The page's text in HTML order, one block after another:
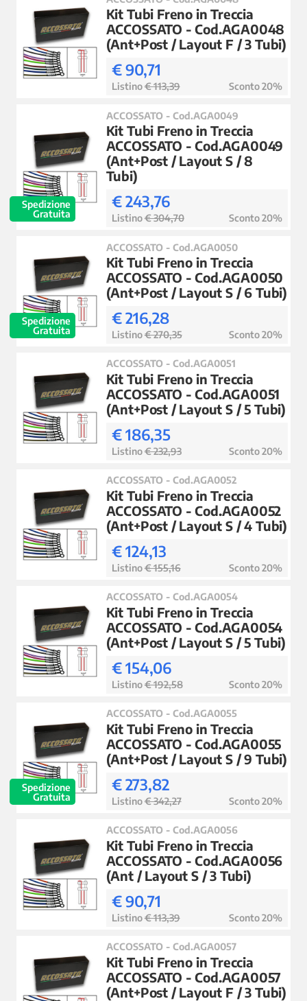
Kit Tubi Freno in Treccia
ACCOSSATO - Cod.AGA0048
(Ant+Post / Layout F / 3 Tubi)
€ 90,71
Listino€ 113,39 Sconto 20%
Spedizione
Gratuita
ACCOSSATO - Cod.AGA0049
Kit Tubi Freno in Treccia
ACCOSSATO - Cod.AGA0049
(Ant+Post / Layout S / 8
Tubi)
€ 243,76
Listino€ 304,70 Sconto 20%
Spedizione
Gratuita
ACCOSSATO - Cod.AGA0050
Kit Tubi Freno in Treccia
ACCOSSATO - Cod.AGA0050
(Ant+Post / Layout S / 6 Tubi)
€ 216,28
Listino€ 270,35 Sconto 20%
ACCOSSATO - Cod.AGA0051
Kit Tubi Freno in Treccia
ACCOSSATO - Cod.AGA0051
(Ant+Post / Layout S / 5 Tubi)
€ 186,35
Listino€ 232,93 Sconto 20%
ACCOSSATO - Cod.AGA0052
Kit Tubi Freno in Treccia
ACCOSSATO - Cod.AGA0052
(Ant+Post / Layout S / 4 Tubi)
€ 124,13
Listino€ 155,16 Sconto 20%
ACCOSSATO - Cod.AGA0054
Kit Tubi Freno in Treccia
ACCOSSATO - Cod.AGA0054
(Ant+Post / Layout S / 5 Tubi)
€ 154,06
Listino€ 192,58 Sconto 20%
Spedizione
Gratuita
ACCOSSATO - Cod.AGA0055
Kit Tubi Freno in Treccia
ACCOSSATO - Cod.AGA0055
(Ant+Post / Layout S / 9 Tubi)
€ 273,82
Listino€ 342,27 Sconto 20%
ACCOSSATO - Cod.AGA0056
Kit Tubi Freno in Treccia
ACCOSSATO - Cod.AGA0056
(Ant / Layout S / 3 Tubi)
€ 90,71
Listino€ 113,39 Sconto 20%
ACCOSSATO - Cod.AGA0057
Kit Tubi Freno in Treccia
ACCOSSATO - Cod.AGA0057
(Ant+Post / Layout F / 3 Tubi)